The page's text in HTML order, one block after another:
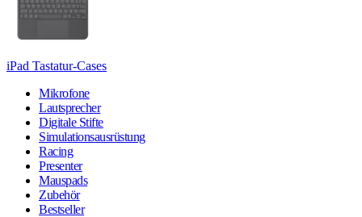
iPad Tastatur-Cases
Mikrofone
Lautsprecher
Digitale Stifte
Simulationsausrüstung
Racing
Presenter
Mauspads
Zubehör
Bestseller